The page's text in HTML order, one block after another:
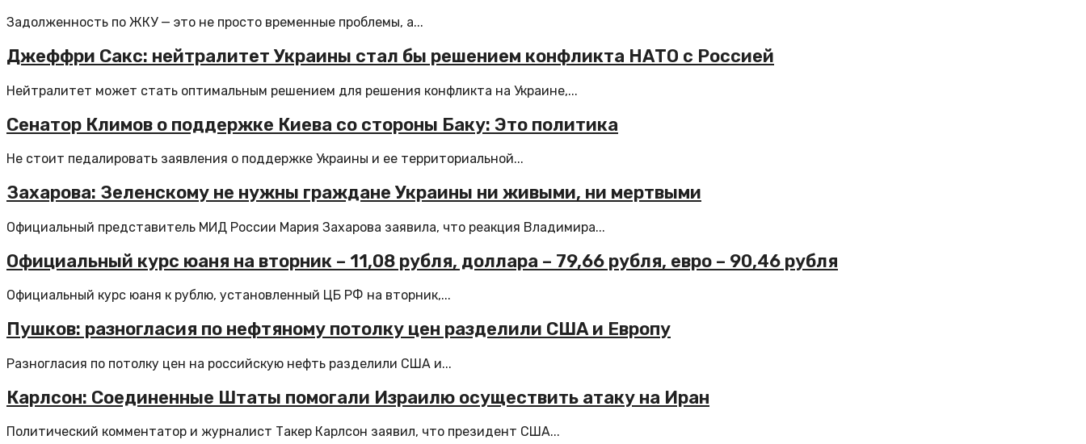
Задолженность по ЖКУ — это не просто временные проблемы, а...
Джеффри Сакс: нейтралитет Украины стал бы решением конфликта НАТО с Россией
Нейтралитет может стать оптимальным решением для решения конфликта на Украине,...
Сенатор Климов о поддержке Киева со стороны Баку: Это политика
Не стоит педалировать заявления о поддержке Украины и ее территориальной...
Захарова: Зеленскому не нужны граждане Украины ни живыми, ни мертвыми
Официальный представитель МИД России Мария Захарова заявила, что реакция Владимира...
Официальный курс юаня на вторник – 11,08 рубля, доллара – 79,66 рубля, евро – 90,46 рубля
Официальный курс юаня к рублю, установленный ЦБ РФ на вторник,...
Пушков: разногласия по нефтяному потолку цен разделили США и Европу
Разногласия по потолку цен на российскую нефть разделили США и...
Карлсон: Соединенные Штаты помогали Израилю осуществить атаку на Иран
Политический комментатор и журналист Такер Карлсон заявил, что президент США...